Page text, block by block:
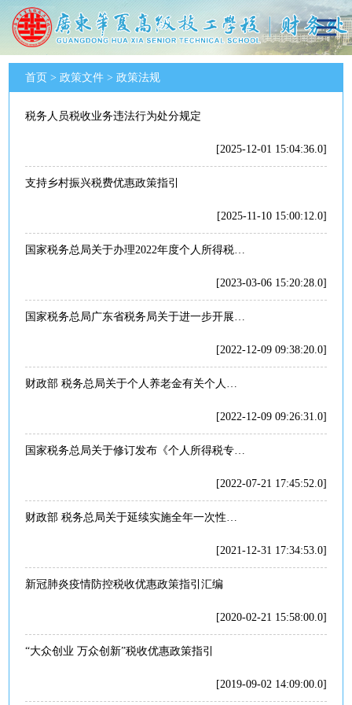
首页 > 政策文件> 政策法规
税务人员税收业务违法行为处分规定
[2025-12-01 15:04:36.0]
支持乡村振兴税费优惠政策指引
[2025-11-10 15:00:12.0]
国家税务总局关于办理2022年度个人所得税综合所得汇算清缴事项的公告
[2023-03-06 15:20:28.0]
国家税务总局广东省税务局关于进一步开展全面数字化的电子发票受票试点工作的公告
[2022-12-09 09:38:20.0]
财政部 税务总局关于个人养老金有关个人所得税政策的公告
[2022-12-09 09:26:31.0]
国家税务总局关于修订发布《个人所得税专项附加扣除操作办法（试行）》的公告国家税务总局公告2022年第7号
[2022-07-21 17:45:52.0]
财政部 税务总局关于延续实施全年一次性奖金等个人所得税优惠政策的公告财政部 税务总局公告2021年第42号
[2021-12-31 17:34:53.0]
新冠肺炎疫情防控税收优惠政策指引汇编
[2020-02-21 15:58:00.0]
“大众创业 万众创新”税收优惠政策指引
[2019-09-02 14:09:00.0]